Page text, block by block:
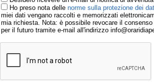
Ho preso nota delle norme sulla protezione dei
miei dati vengano raccolti e memorizzati
mia richiesta. Nota: è possibile revocare il
per il futuro tramite e-mail all'indirizzo